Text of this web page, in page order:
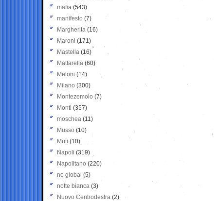
mafia (543)
manifesto (7)
Margherita (16)
Maroni (171)
Mastella (16)
Mattarella (60)
Meloni (14)
Milano (300)
Montezemolo (7)
Monti (357)
moschea (11)
Musso (10)
Muti (10)
Napoli (319)
Napolitano (220)
no global (5)
notte bianca (3)
Nuovo Centrodestra (2)